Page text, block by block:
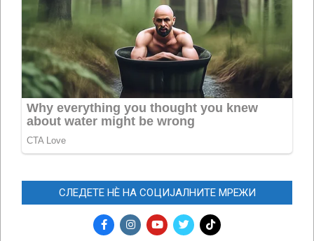
СЛЕДЕТЕ НЀ НА СОЦИЈАЛНИТЕ МРЕЖИ